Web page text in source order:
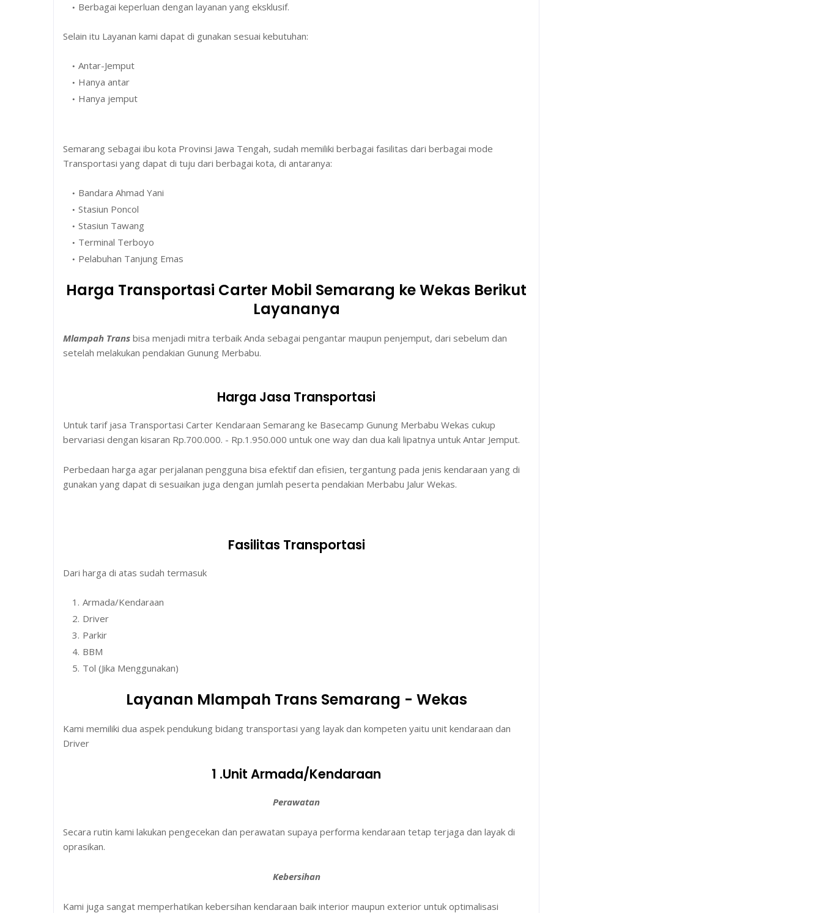
Berbagai keperluan dengan layanan yang eksklusif.
Selain itu Layanan kami dapat di gunakan sesuai kebutuhan:
Antar-Jemput
Hanya antar
Hanya jemput
Semarang sebagai ibu kota Provinsi Jawa Tengah, sudah memiliki berbagai fasilitas dari berbagai mode
Transportasi yang dapat di tuju dari berbagai kota, di antaranya:
Bandara Ahmad Yani
Stasiun Poncol
Stasiun Tawang
Terminal Terboyo
Pelabuhan Tanjung Emas
Harga Transportasi Carter Mobil Semarang ke Wekas Berikut
Layananya
Mlampah Trans bisa menjadi mitra terbaik Anda sebagai pengantar maupun penjemput, dari sebelum dan
setelah melakukan pendakian Gunung Merbabu.
Harga Jasa Transportasi
Untuk tarif jasa Transportasi Carter Kendaraan Semarang ke Basecamp Gunung Merbabu Wekas cukup
bervariasi dengan kisaran Rp.700.000. - Rp.1.950.000 untuk one way dan dua kali lipatnya untuk Antar Jemput.
Perbedaan harga agar perjalanan pengguna bisa efektif dan efisien, tergantung pada jenis kendaraan yang di
gunakan yang dapat di sesuaikan juga dengan jumlah peserta pendakian Merbabu Jalur Wekas.
Fasilitas Transportasi
Dari harga di atas sudah termasuk
Armada/Kendaraan
Driver
Parkir
BBM
Tol (Jika Menggunakan)
Layanan Mlampah Trans Semarang - Wekas
Kami memiliki dua aspek pendukung bidang transportasi yang layak dan kompeten yaitu unit kendaraan dan
Driver
1 .Unit Armada/Kendaraan
Perawatan
Secara rutin kami lakukan pengecekan dan perawatan supaya performa kendaraan tetap terjaga dan layak di
oprasikan.
Kebersihan
Kami juga sangat memperhatikan kebersihan kendaraan baik interior maupun exterior untuk optimalisasi